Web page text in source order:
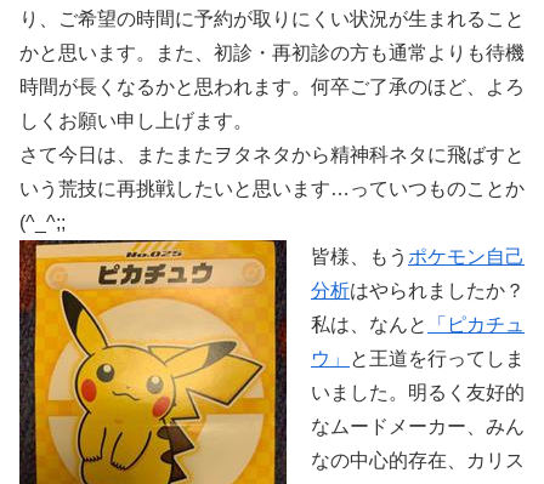
り、ご希望の時間に予約が取りにくい状況が生まれること
かと思います。また、初診・再初診の方も通常よりも待機
時間が長くなるかと思われます。何卒ご了承のほど、よろ
しくお願い申し上げます。
さて今日は、またまたヲタネタから精神科ネタに飛ばすと
いう荒技に再挑戦したいと思います…っていつものことか
(^_^;;
皆様、もう ポケモン自己
分析はやられましたか？
私は、なんと
「ピカチュ
ウ」
と王道を行ってしま
いました。明るく友好的
なムードメーカー、みん
なの中心的存在、カリス